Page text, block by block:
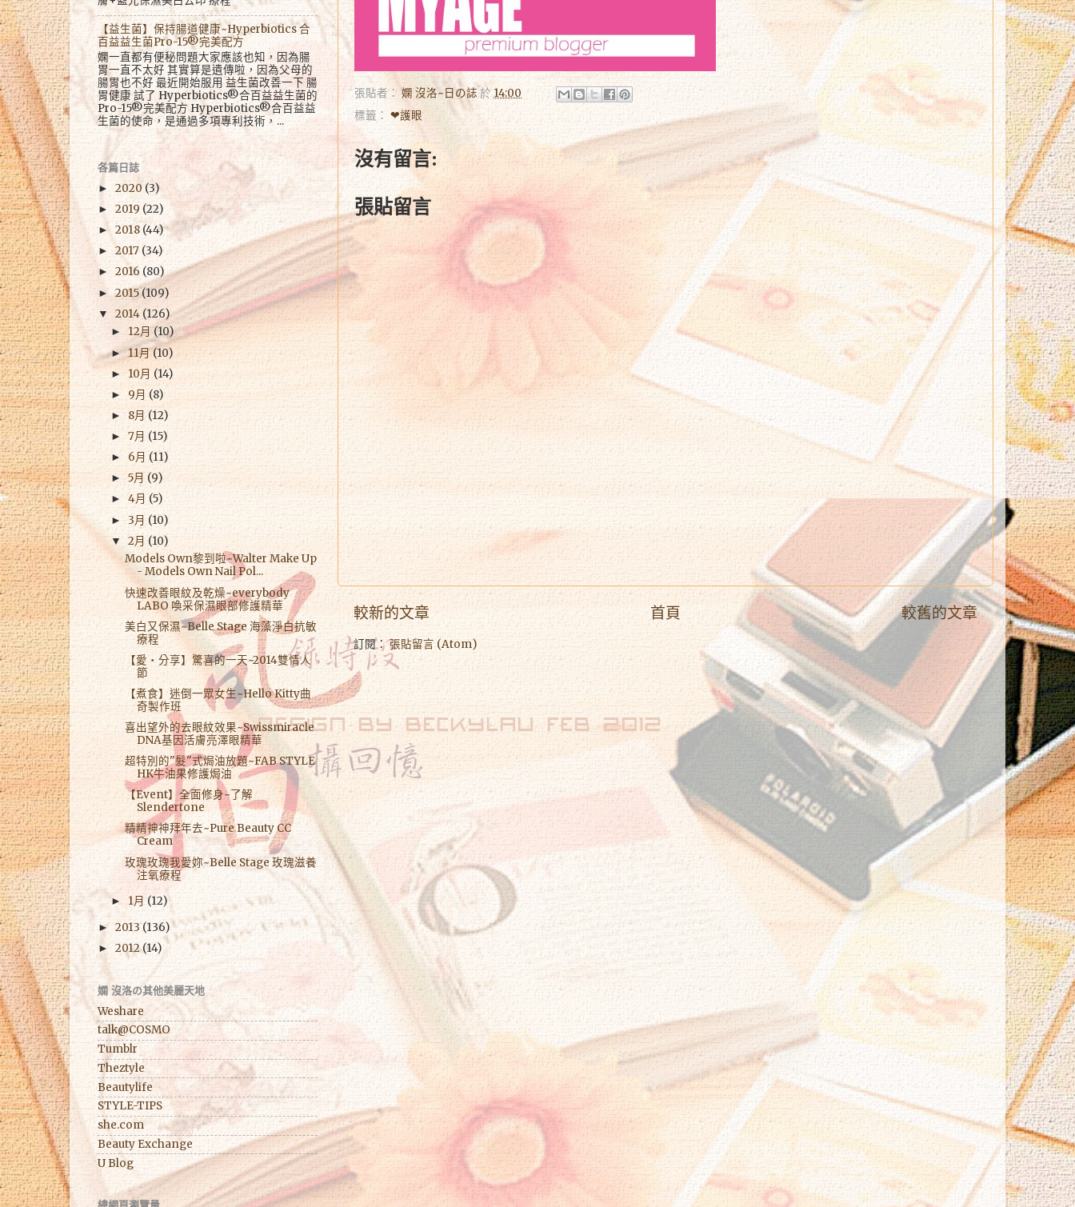
張貼者：嫻 沒洛~日の誌 於 14:00
標籤： ❤護眼
沒有留言:
張貼留言
較新的文章 較舊的文章
首頁
訂閱：張貼留言 (Atom)
【益生菌】保持腸道健康~Hyperbiotics 合
百益益生菌Pro-15®完美配方
嫻一直都有便秘問題大家應該也知，因為腸
胃一直不太好 其實算是遺傳啦，因為父母的
腸胃也不好 最近開始服用 益生菌改善一下 腸
胃健康 試了 Hyperbiotics®合百益益生菌的
Pro-15®完美配方 Hyperbiotics®合百益益
生菌的使命，是通過多項專利技術，...
各篇日誌
► 2020 (3)
► 2019 (22)
► 2018 (44)
► 2017 (34)
► 2016 (80)
► 2015(109)
▼ 2014 (126)
► 12月 (10)
►11月(10)
► 10月 (14)
► 9月 (8)
► 8月 (12)
►7月 (15)
► 6月 (11)
►5月 (9)
►4月 (5)
► 3月 (10)
▼2月 (10)
Models Own黎到啦~Walter Make Up
- Models Own Nail Pol...
快速改善眼紋及乾燥~everybody
LABO 喚采保濕眼部修護精華
美白又保濕~Belle Stage 海藻淨白抗敏
療程
【愛‧分享】驚喜的一天~2014雙情人
節
【煮食】迷倒一眾女生~Hello Kitty曲
奇製作班
喜出望外的去眼紋效果~Swissmiracle
DNA基因活膚亮澤眼精華
超特別的"髮"式焗油放題~FAB STYLE
HK牛油果修護焗油
【Event】全面修身~了解
Slendertone
精精神神拜年去~Pure Beauty CC
Cream
玫瑰玫瑰我愛妳~Belle Stage 玫瑰滋養
注氧療程
► 1月 (12)
► 2013(136)
► 2012(14)
嫻 沒洛の其他美麗天地
Weshare
talk@COSMO
Tumblr
Theztyle
Beautylife
STYLE-TIPS
she.com
Beauty Exchange
U Blog